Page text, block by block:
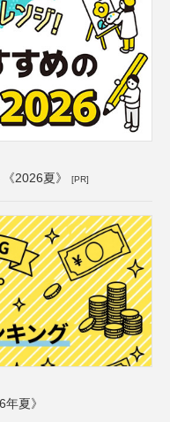
2026夏》 [PR]
夏》